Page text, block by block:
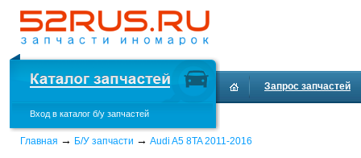
Вход в каталог б/у запчастей
Запрос запчастей
Главная → Б/У запчасти → Audi A5 8TA 2011-2016